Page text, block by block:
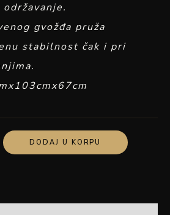
gvožđa pruža
stabilnost čak i pri
DODAJ U KORPU